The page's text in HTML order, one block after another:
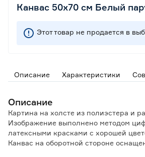
Канвас 50х70 см Белый
Этот товар не продается в
Описание Характеристики
Описание
Картина на холсте из полиэстера и
Изображение выполнено методом
латексными красками с хорошей
Канвас на оборотной стороне